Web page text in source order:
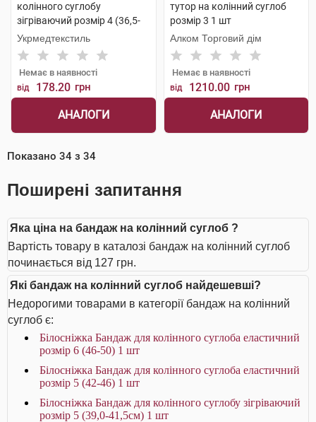
колінного суглобу
зігріваючий розмір 4 (36,5-
39,0см) 1 шт
Укрмедтекстиль
Немає в наявності
від 178.20 грн
АНАЛОГИ
тутор на колінний суглоб
розмір 3 1 шт
Алком Торговий дім
Немає в наявності
від 1210.00 грн
АНАЛОГИ
Показано 34 з 34
Поширені запитання
Яка ціна на бандаж на колінний суглоб ?
Вартість товару в каталозі бандаж на колінний суглоб
починається від 127 грн.
Які бандаж на колінний суглоб найдешевші?
Недорогими товарами в категорії бандаж на колінний
суглоб є:
Білосніжка Бандаж для колінного суглоба еластичний
розмір 6 (46-50) 1 шт
Білосніжка Бандаж для колінного суглоба еластичний
розмір 5 (42-46) 1 шт
Білосніжка Бандаж для колінного суглобу зігріваючий
розмір 5 (39,0-41,5см) 1 шт